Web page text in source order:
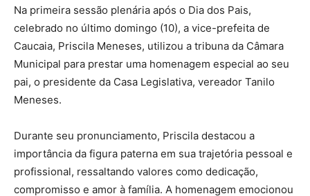
Na primeira sessão plenária após o Dia dos Pais,
celebrado no último domingo (10), a vice-prefeita de
Caucaia, Priscila Meneses, utilizou a tribuna da Câmara
Municipal para prestar uma homenagem especial ao seu
pai, o presidente da Casa Legislativa, vereador Tanilo
Meneses.
Durante seu pronunciamento, Priscila destacou a
importância da figura paterna em sua trajetória pessoal e
profissional, ressaltando valores como dedicação,
compromisso e amor à família. A homenagem emocionou